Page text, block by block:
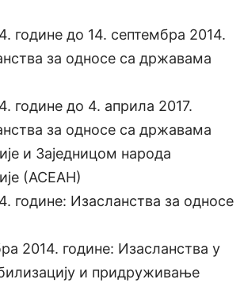
године до 14. септембра 2014.
за односе са државама
године до 4. априла 2017.
за односе са државама
и Заједницом народа
(АСЕАН)
године: Изасланства за односе
2014. године: Изасланства у
и придруживање